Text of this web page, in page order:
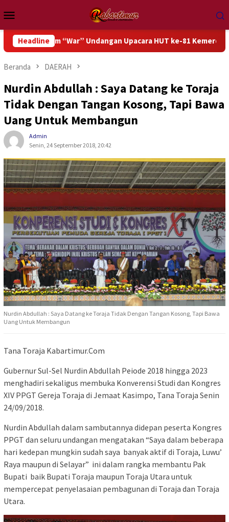
ke
kontenMobile
Headline
“War” Undangan Upacara HUT ke-81 Kemerdekaan RI
Beranda DAERAH
Nurdin Abdullah : Saya Datang ke Toraja
Tidak Dengan Tangan Kosong, Tapi Bawa
Uang Untuk Membangun
Admin
Senin, 24 September 2018, 20:42
Nurdin Abdullah : Saya Datang ke Toraja Tidak Dengan Tangan Kosong, Tapi Bawa
Uang Untuk Membangun
Tana Toraja Kabartimur.Com
Gubernur Sul-Sel Nurdin Abdullah Peiode 2018 hingga 2023
menghadiri sekaligus membuka Konverensi Studi dan Kongres
XIV PPGT Gereja Toraja di Jemaat Kasimpo, Tana Toraja Senin
24/09/2018.
Nurdin Abdullah dalam sambutannya didepan peserta Kongres
PPGT dan seluru undangan mengatakan “Saya dalam beberapa
hari kedepan mungkin sudah saya banyak aktif di Toraja, Luwu’
Raya maupun di Selayar” ini dalam rangka membantu Pak
Bupati baik Bupati Toraja maupun Toraja Utara untuk
mempercepat penyelasaian pembagunan di Toraja dan Toraja
Utara.